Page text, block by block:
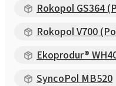
Rokopol GS364
Rokopol V700
Ekoprodur®
SyncoPol MB520